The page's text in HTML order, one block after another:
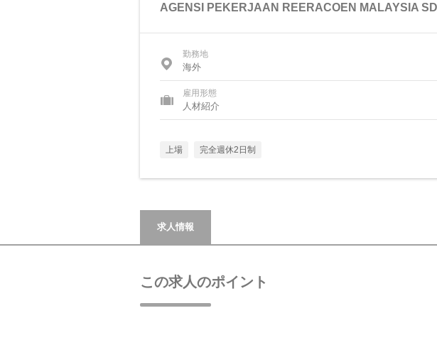
AGENSI PEKERJAAN REERACOEN MALAYSIA
勤務地
海外
雇用形態
人材紹介
上場 完全週休2日制
求人情報
この求人のポイント